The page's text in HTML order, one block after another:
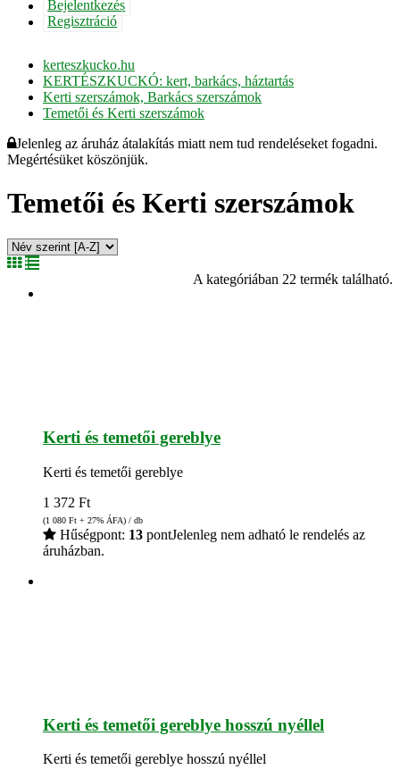
Bejelentkezés
Regisztráció
kerteszkucko.hu
KERTÉSZKUCKÓ: kert, barkács, háztartás
Kerti szerszámok, Barkács szerszámok
Temetői és Kerti szerszámok
Jelenleg az áruház átalakítás miatt nem tud rendeléseket fogadni.
Megértésüket köszönjük.
Temetői és Kerti szerszámok
A kategóriában 22 termék található.
Kerti és temetői gereblye
Kerti és temetői gereblye
1 372 Ft
(1 080 Ft + 27% ÁFA) / db
Hűségpont: 13 pontJelenleg nem adható le rendelés az
áruházban.
Kerti és temetői gereblye hosszú nyéllel
Kerti és temetői gereblye hosszú nyéllel